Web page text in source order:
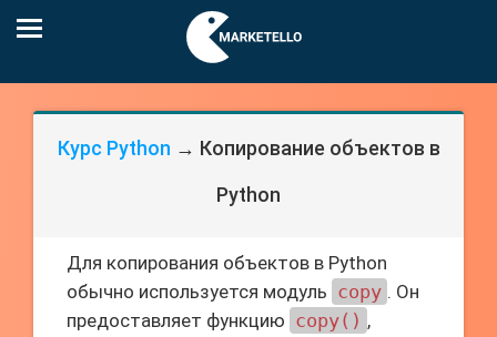
Курс Python → Копирование объектов в
Python
Для копирования объектов в Python
обычно используется модуль copy . Он
предоставляет функцию copy() ,